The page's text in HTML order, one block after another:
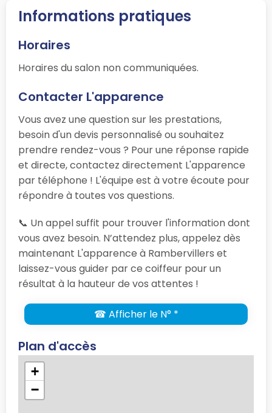
Informations pratiques
Horaires
Horaires du salon non communiquées.
Contacter L'apparence
Vous avez une question sur les prestations,
besoin d'un devis personnalisé ou souhaitez
prendre rendez-vous ? Pour une réponse rapide
et directe, contactez directement L'apparence
par téléphone ! L'équipe est à votre écoute pour
répondre à toutes vos questions.
📞 Un appel suffit pour trouver l'information dont
vous avez besoin. N’attendez plus, appelez dès
maintenant L'apparence à Rambervillers et
laissez-vous guider par ce coiffeur pour un
résultat à la hauteur de vos attentes !
☎ Afficher le N° *
Plan d'accès
+
−